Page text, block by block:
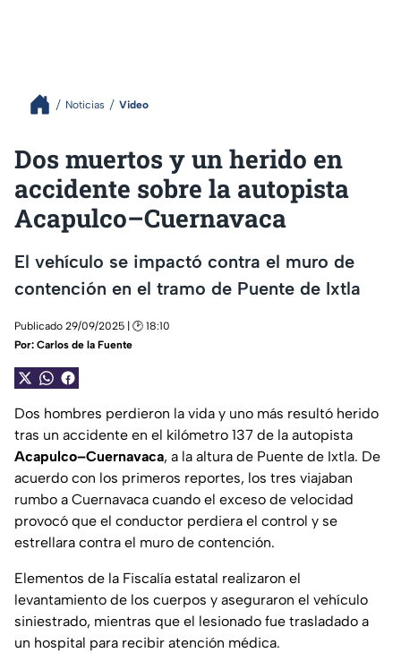
Noticias Video
Dos muertos y un herido en
accidente sobre la autopista
Acapulco–Cuernavaca
El vehículo se impactó contra el muro de
contención en el tramo de Puente de Ixtla
Publicado 29/09/2025 | 🕑 18:10
Por: Carlos de la Fuente
Dos hombres perdieron la vida y uno más resultó herido
tras un accidente en el kilómetro 137 de la autopista
Acapulco–Cuernavaca, a la altura de Puente de Ixtla. De
acuerdo con los primeros reportes, los tres viajaban
rumbo a Cuernavaca cuando el exceso de velocidad
provocó que el conductor perdiera el control y se
estrellara contra el muro de contención.
Elementos de la Fiscalía estatal realizaron el
levantamiento de los cuerpos y aseguraron el vehículo
siniestrado, mientras que el lesionado fue trasladado a
un hospital para recibir atención médica.